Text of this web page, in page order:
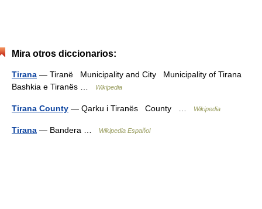
Mira otros diccionarios:
Tirana — Tiranë Municipality and City Municipality of Tirana
Bashkia e Tiranës …
Wikipedia
Tirana County — Qarku i Tiranës County … Wikipedia
Tirana — Bandera … Wikipedia Español